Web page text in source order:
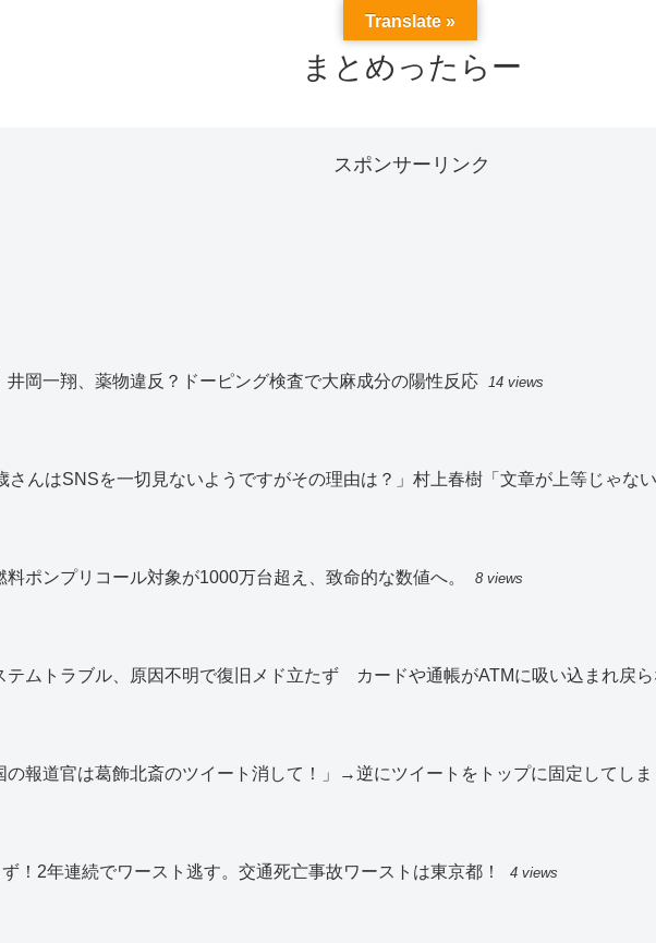
まとめったらー
スポンサーリンク
井岡一翔、薬物違反？ドーピング検査で大麻成分の陽性反応 14 views
さんはSNSを一切見ないようですがその理由は？」村上春樹「文章が上等じゃない
料ポンプリコール対象が1000万台超え、致命的な数値へ。 8 views
テムトラブル、原因不明で復旧メド立たず カードや通帳がATMに吸い込まれ戻ら
の報道官は葛飾北斎のツイート消して！」→逆にツイートをトップに固定してし
！2年連続でワースト逃す。交通死亡事故ワーストは東京都！ 4 views
Translate »